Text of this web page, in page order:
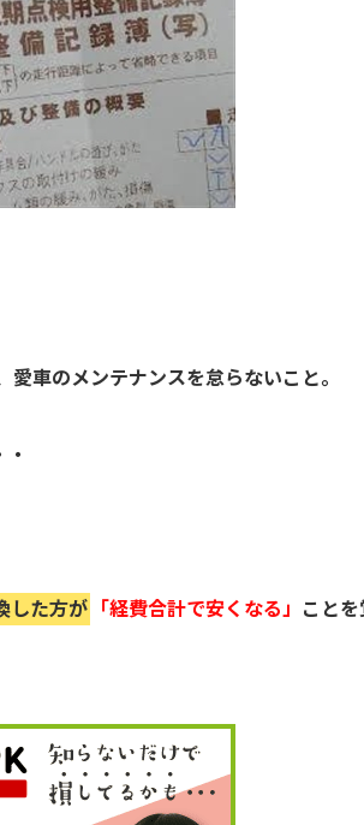
車のメンテナンスを怠らないこと。
した方が 「経費合計で安くなる」 ことを